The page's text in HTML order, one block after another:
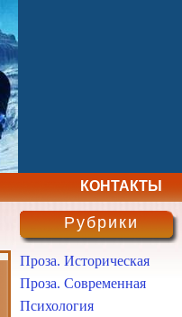
КОНТАКТЫ
Рубрики
Проза. Историческая
Проза. Современная
Психология